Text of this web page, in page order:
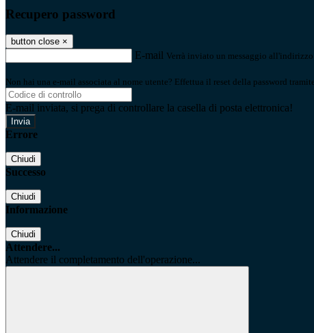
Recupero password
button close ×
E-mail Verrà inviato un messaggio
Non hai una e-mail associata al nome utente? Effettua il reset della password
E-mail inviata, si prega di controllare la casella di posta elettronica!
Errore
Chiudi
Successo
Chiudi
Informazione
Chiudi
Attendere...
Attendere il completamento dell'operazione...